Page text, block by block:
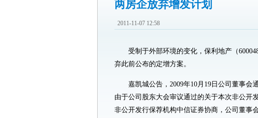
> >
两房企放弃增发计划
2011-11-07 12:58
受制于外部环境的变化，保利地产（
弃此前公布的定增方案。
嘉凯城公告，2009年10月19日公司董事会
由于公司股东大会审议通过的关于本次非公开
非公开发行保荐机构中信证券协商，公司董事